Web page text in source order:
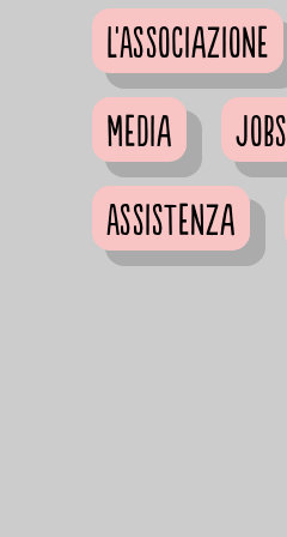
L'Associazione
Media
Jobs
Assistenza